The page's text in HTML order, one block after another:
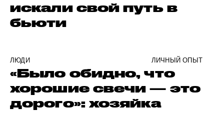
искали свой путь в
бьюти
ЛЮДИ ЛИЧНЫЙ ОПЫТ
«Было обидно, что
хорошие свечи — это
дорого»: хозяйка